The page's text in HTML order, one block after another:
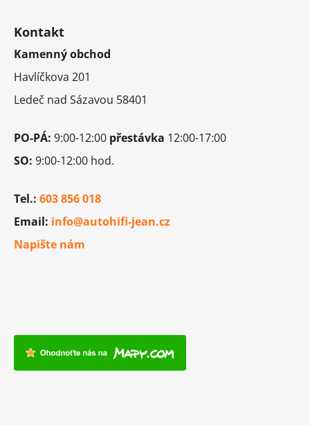
Kontakt
Kamenný obchod
Havlíčkova 201
Ledeč nad Sázavou 58401
PO-PÁ: 9:00-12:00 přestávka 12:00-17:00
SO: 9:00-12:00 hod.
Tel.: 603 856 018
Email: info@autohifi-jean.cz
Napište nám